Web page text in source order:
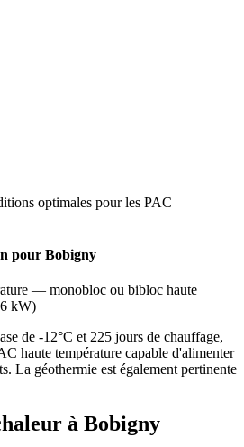
optimales pour les PAC
pour Bobigny
— monobloc ou bibloc haute
kW)
de -12°C et 225 jours de chauffage,
haute température capable d'alimenter
La géothermie est également pertinente
à Bobigny